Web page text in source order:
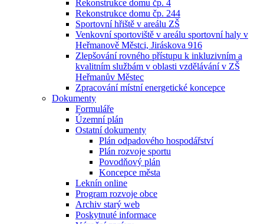
Rekonstrukce domu čp. 4
Rekonstrukce domu čp. 244
Sportovní hřiště v areálu ZŠ
Venkovní sportoviště v areálu sportovní haly v
Heřmanově Městci, Jiráskova 916
Zlepšování rovného přístupu k inkluzivním a
kvalitním službám v oblasti vzdělávání v ZŠ
Heřmanův Městec
Zpracování místní energetické koncepce
Dokumenty
Formuláře
Územní plán
Ostatní dokumenty
Plán odpadového hospodářství
Plán rozvoje sportu
Povodňový plán
Koncepce města
Leknín online
Program rozvoje obce
Archiv starý web
Poskytnuté informace